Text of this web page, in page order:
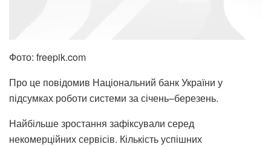
Фото: freepik.com
Про це повідомив Національний банк України у
підсумках роботи системи за січень–березень.
Найбільше зростання зафіксували серед
некомерційних сервісів. Кількість успішних